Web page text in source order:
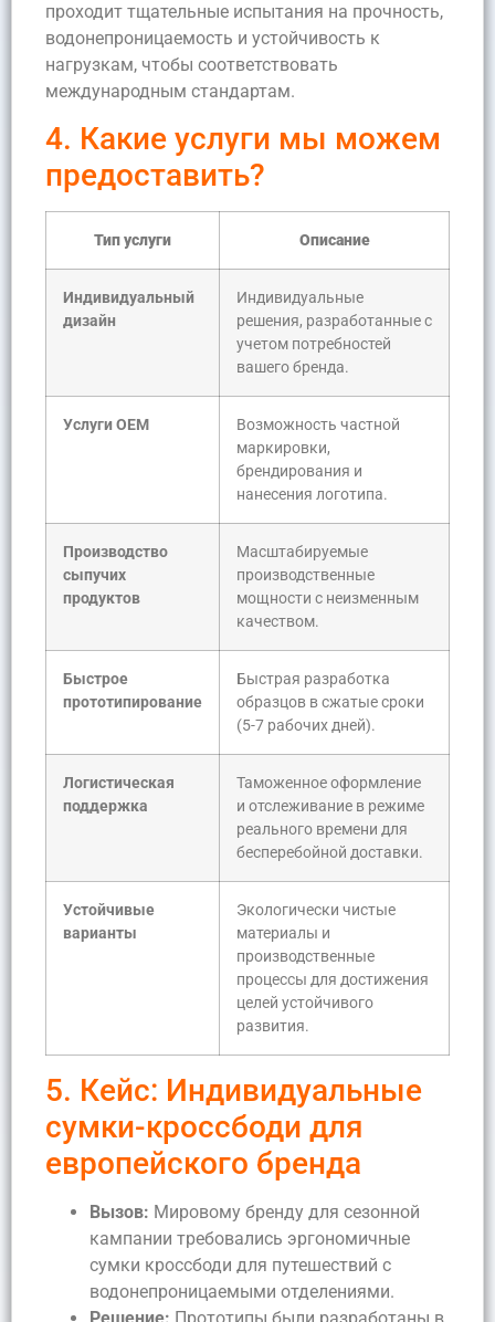
проходит тщательные испытания на прочность,
водонепроницаемость и устойчивость к
нагрузкам, чтобы соответствовать
международным стандартам.
4. Какие услуги мы можем
предоставить?
Тип услуги Описание
Индивидуальный
дизайн
Индивидуальные
решения, разработанные с
учетом потребностей
вашего бренда.
Услуги OEM
Возможность частной
маркировки,
брендирования и
нанесения логотипа.
Производство
сыпучих
продуктов
Масштабируемые
производственные
мощности с неизменным
качеством.
Быстрое
прототипирование
Быстрая разработка
образцов в сжатые сроки
(5-7 рабочих дней).
Логистическая
поддержка
Таможенное оформление
и отслеживание в режиме
реального времени для
бесперебойной доставки.
Устойчивые
варианты
Экологически чистые
материалы и
производственные
процессы для достижения
целей устойчивого
развития.
5. Кейс: Индивидуальные
сумки-кроссбоди для
европейского бренда
Вызов: Мировому бренду для сезонной
кампании требовались эргономичные
сумки кроссбоди для путешествий с
водонепроницаемыми отделениями.